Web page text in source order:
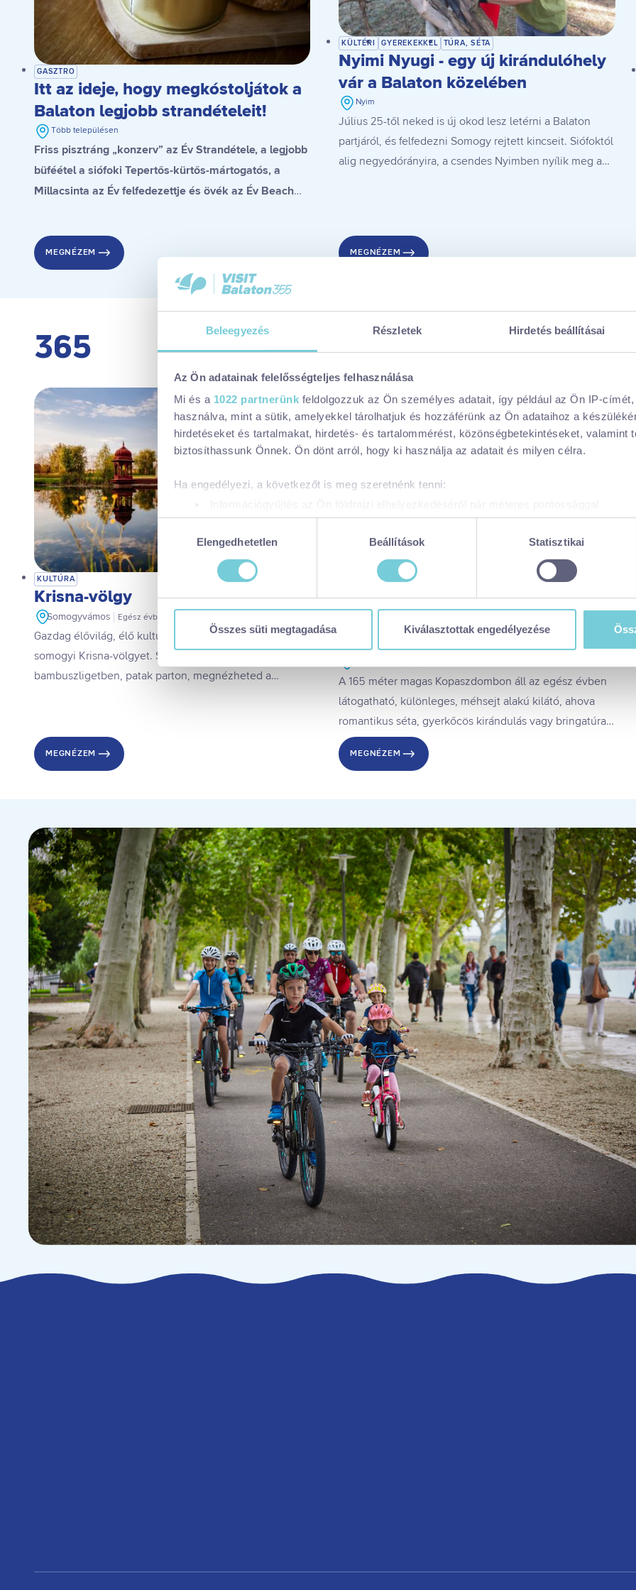
Beleegyezés Részletek Hirdetés beállításai
Az Ön adatainak felelősségteljes felhasználása
Mi és a 1022 partnerünk feldolgozzuk az Ön személyes adatait, így például az Ön IP-
használva, mint a sütik, amelyekkel tárolhatjuk és hozzáférünk az Ön adataihoz a
hirdetéseket és tartalmakat, hirdetés- és tartalommérést, közönségbetekintéseket, valamint
biztosíthassunk Önnek. Ön dönt arról, hogy ki használja az adatait és milyen célra.
Ha engedélyezi, a következőt is meg szeretnénk tenni:
Az Ön készülékén beazonosítása annak konkrét tulajdonságainak (ujjlenyomat) aktív
Tudjon meg többet személyes adatainak feldolgozási módjairól és adja meg preferenciáit a
módosíthatja vagy visszavonhatja a Sütinyilatkozathoz való hozzájárulását.
biztonságos böngészés mellett a legjobb felhasználói élményt nyújtsa. Ha bővebb
használatáról és arról, hogyan módosíthatja a beállításokat, kattintson ide a részeletes süti
Kiválasztottak engedélyezése
Ön a hozzájárulását bármikor visszavonhatja a weboldal ezen sütikezelési felületén
visszavonása nem érinti a hozzájáruláson alapuló, a visszavonás előtti adatkezelés
Hozzájárulás
kiválasztásaElengedhetetlen Beállítások Statisztikai
Összes süti megtagadása Kiválasztottak engedélyezése
GASZTRO
Itt az ideje, hogy megkóstoljátok a
Balaton legjobb strandételeit!
Több településen
Friss pisztráng „konzerv” az Év Strandétele, a legjobb
büféétel a siófoki Tepertős-kürtős-mártogatós, a
Millacsinta az Év felfedezettje és övék az Év Beach
gyenesdiási Gubacsinta nyerte.
MEGNÉZEM
KÜLTÉRI GYEREKEKKEL TÚRA, SÉTA
Nyimi Nyugi - egy új kirándulóhely
vár a Balaton közelében
Nyim
Július 25-től neked is új okod lesz letérni a Balaton
partjáról, és felfedezni Somogy rejtett kincseit. Siófoktól
alig negyedórányira, a csendes Nyimben nyílik meg a
MEGNÉZEM
365
KULTÚRA
Krisna-völgy
Somogyvámos Egész évben
Gazdag élővilág, élő kultúra, itt az ideje felfedeznetek a
somogyi Krisna-völgyet. Sétálhatsz kis ösvényeken,
bambuszligetben, patak parton, megnézheted a
MEGNÉZEM
A Balaton egyik jelképe - Xantus
János Gömbkilátó és Magasösvény
A 165 méter magas Kopaszdombon áll az egész évben
látogatható, különleges, méhsejt alakú kilátó, ahova
romantikus séta, gyerkőcös kirándulás vagy bringatúra
során is könnyedén feljuthattok.
MEGNÉZEM